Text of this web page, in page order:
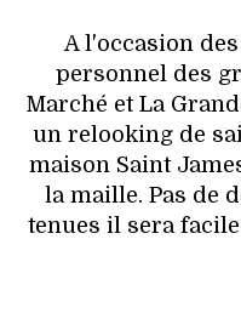
A l'occasion
personnel des
Marché et La
un relooking de
maison Saint
la maille. Pas de
tenues il sera